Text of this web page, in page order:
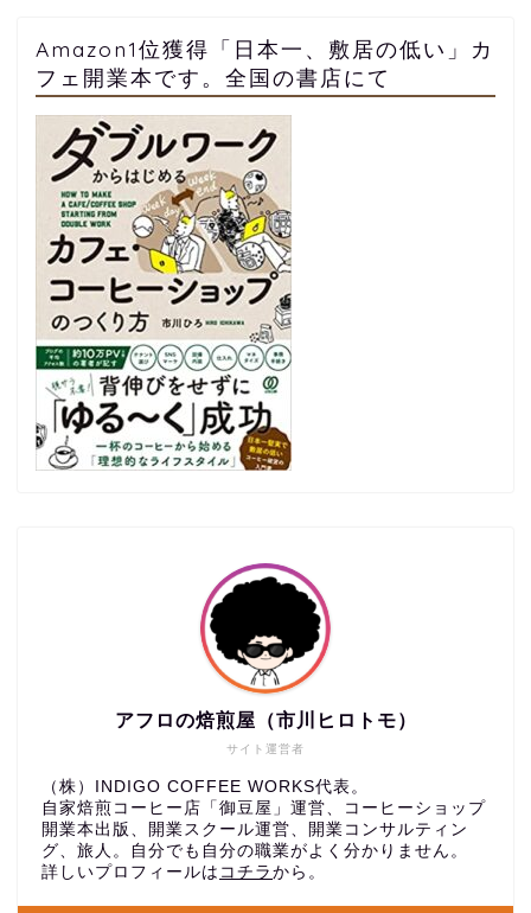
Amazon1位獲得「日本一、敷居の低い」カ
フェ開業本です。全国の書店にて
サイト運営者
アフロの焙煎屋（市川ヒロトモ）
（株）INDIGO COFFEE WORKS代表。
自家焙煎コーヒー店「御豆屋」運営、コーヒーショップ
開業本出版、開業スクール運営、開業コンサルティン
グ、旅人。自分でも自分の職業がよく分かりません。
詳しいプロフィールは コチラ から。